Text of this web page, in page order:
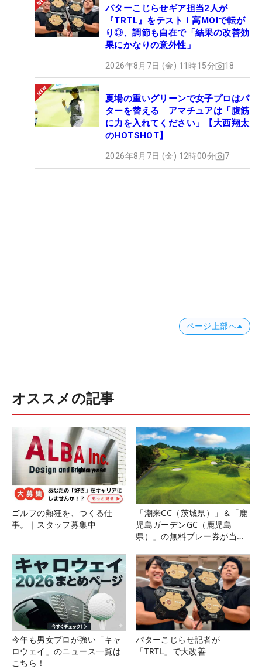
パターこじらせギア担当2人が
『TRTL』をテスト！高MOIで転が
り◎、調節も自在で「結果の改善効
果にかなりの意外性」
2026年8月7日 (金) 11時15分 18
夏場の重いグリーンで女子プロはパ
ターを替える アマチュアは「腹筋
に力を入れてください」【大西翔太
のHOTSHOT】
2026年8月7日 (金) 12時00分 7
ページ上部へ
オススメの記事
ゴルフの熱狂を、つくる仕
事。｜スタッフ募集中
「潮来CC（茨城県）」＆「鹿
児島ガーデンGC（鹿児島
県）」の無料プレー券が当た
今年も男女プロが強い「キャ
ロウェイ」のニュース一覧は
こちら！
パターこじらせ記者が
「TRTL」で大改善